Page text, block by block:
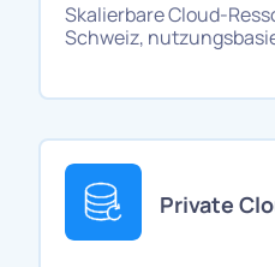
Skalierbare Cloud-
Schweiz,
Private